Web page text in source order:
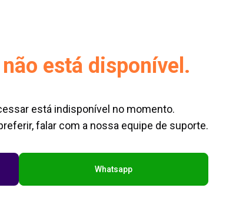
está disponível.
está indisponível no momento.
falar com a nossa equipe de suporte.
Whatsapp